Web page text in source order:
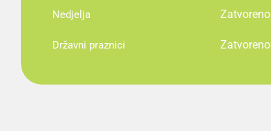
Nedjelja Zatvoreno
Državni praznici Zatvoreno